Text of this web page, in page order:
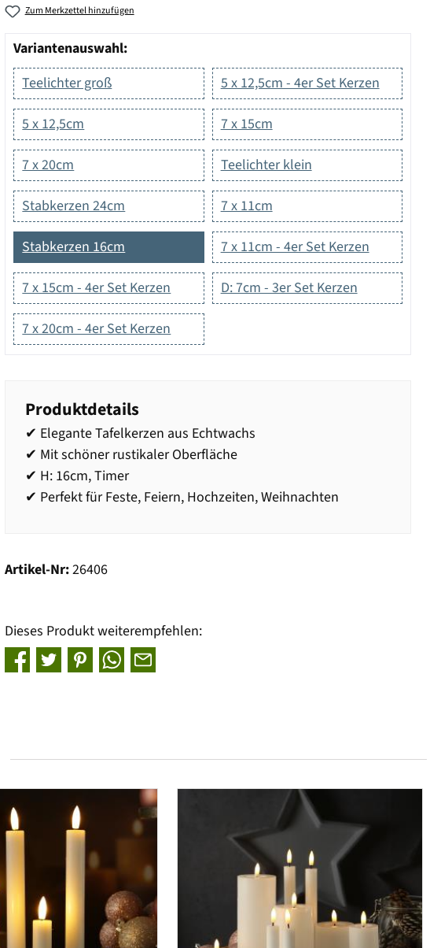
Zum Merkzettel hinzufügen
Variantenauswahl:
Teelichter groß
5 x 12,5cm - 4er Set Kerzen
5 x 12,5cm 7 x 15cm
7 x 20cm Teelichter klein
Stabkerzen 24cm 7 x 11cm
Stabkerzen 16cm 7 x 11cm - 4er Set Kerzen
7 x 15cm - 4er Set Kerzen D: 7cm - 3er Set Kerzen
7 x 20cm - 4er Set Kerzen
Produktdetails
✔ Elegante Tafelkerzen aus Echtwachs
✔ Mit schöner rustikaler Oberfläche
✔ H: 16cm, Timer
✔ Perfekt für Feste, Feiern, Hochzeiten, Weihnachten
Artikel-Nr:26406
Dieses Produkt weiterempfehlen: